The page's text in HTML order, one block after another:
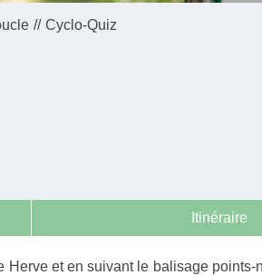
Cyclo-Quiz
Itinéraire
Herve et en suivant le balisage